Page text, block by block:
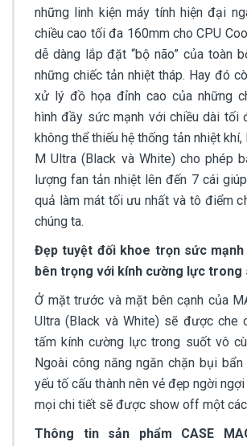
những linh kiện máy tính hiện đại
chiều cao tối đa 160mm cho CPU
dễ dàng lắp đặt “bộ não” của toàn
những chiếc tản nhiệt tháp. Hay đó
xử lý đồ họa đỉnh cao của những
hình đầy sức mạnh với chiều dài tối
không thể thiếu hệ thống tản nhiệt khí,
M Ultra (Black và White) cho phép
lượng fan tản nhiệt lên đến 7 cái
quả làm mát tối ưu nhất và tô điểm
chúng ta.
Đẹp tuyệt đối khoe trọn sức
bên trọng với kính cường lực trong
Ở mặt trước và mặt bên cạnh của
Ultra (Black và White) sẽ được che
tấm kính cường lực trong suốt vô
Ngoài công năng ngăn chặn bụi
yếu tố cấu thành nên vẻ đẹp ngời
mọi chi tiết sẽ được show off một
Thông tin sản phẩm CASE